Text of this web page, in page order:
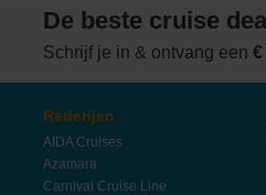
De beste cruise
Schrijf je in & ontvang een
Rederijen
AIDA Cruises
Azamara
Carnival Cruise Line